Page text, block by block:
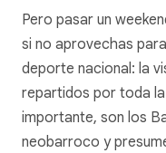
Pero pasar un
si no aprovechas
deporte nacional: la
repartidos por toda
importante, son los
neobarroco y